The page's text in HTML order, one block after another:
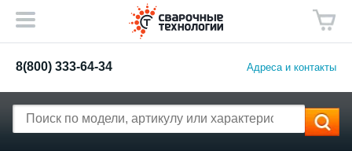
8(800) 333-64-34 Адреса и контакты